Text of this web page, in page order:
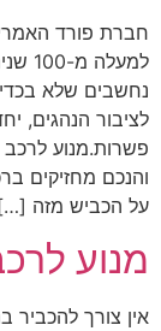
חברת פורד
נחשבים שלא בכדי
לציבור הנהגים,
פשרות.מנוע
והנכם מחזיקים
על הכביש מזה
מנוע
אין צורך להכביר